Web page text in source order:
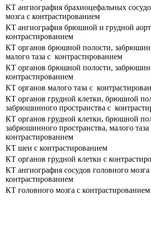
КТ ангиография брахиоцефальных
мозга с контрастированием
КТ ангиография брюшной и грудной
контрастированием
КТ органов брюшной полости,
малого таза с контрастированием
КТ органов брюшной полости,
контрастированием
КТ органов малого таза с
КТ органов грудной клетки, брюшной
забрюшинного пространства с
КТ органов грудной клетки, брюшной
забрюшинного пространства, малого таза
контрастированием
КТ шеи с контрастированием
КТ органов грудной клетки с
КТ ангиография сосудов головного мозга
контрастированием
КТ головного мозга с контрастированием